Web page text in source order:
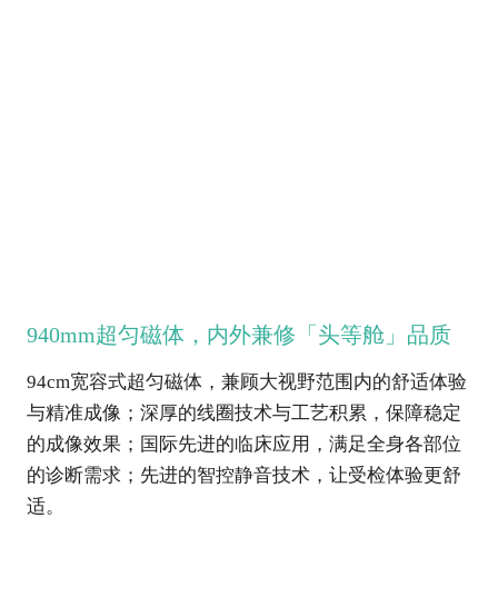
940mm超匀磁体，内外兼修「头等舱」品质
94cm宽容式超匀磁体，兼顾大视野范围内的舒适体验
与精准成像；深厚的线圈技术与工艺积累，保障稳定
的成像效果；国际先进的临床应用，满足全身各部位
的诊断需求；先进的智控静音技术，让受检体验更舒
适。